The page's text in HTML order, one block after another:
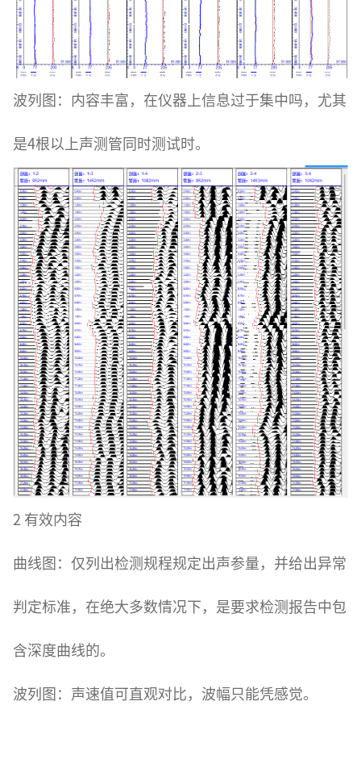
波列图：内容丰富，在仪器上信息过于集中吗，尤其
是4根以上声测管同时测试时。
2 有效内容
曲线图：仅列出检测规程规定出声参量，并给出异常
判定标准，在绝大多数情况下，是要求检测报告中包
含深度曲线的。
波列图：声速值可直观对比，波幅只能凭感觉。